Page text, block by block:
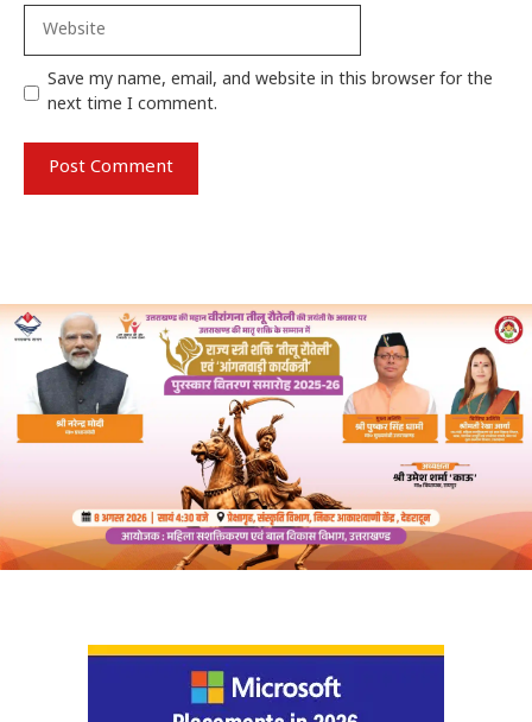
Website
Save my name, email, and website in this browser for the
next time I comment.